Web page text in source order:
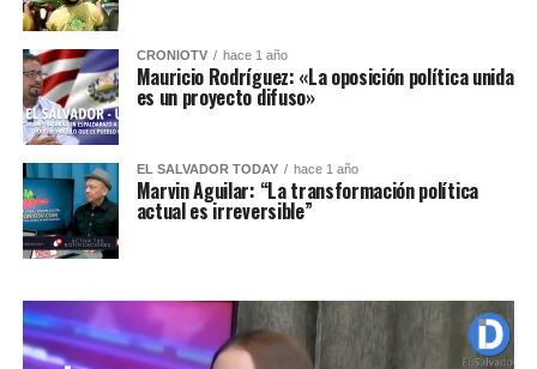
CRONIOTV hace 1 año
Mauricio Rodríguez: «La oposición política unida
es un proyecto difuso»
EL SALVADOR TODAY hace 1 año
Marvin Aguilar: “La transformación política
actual es irreversible”​